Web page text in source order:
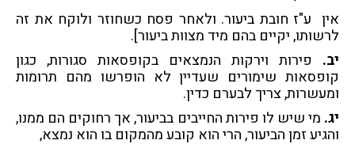
אין ע"ז חובת ביעור. ולאחר פסח כשחוזר ולוקח את זה
לרשותו, יקיים בהם מיד מצוות ביעור].
יב. פירות וירקות הנמצאים בקופסאות סגורות, כגון
קופסאות שימורים שעדיין לא הופרשו מהם תרומות
ומעשרות, צריך לבערם כדין.
יג. מי שיש לו פירות החייבים בביעור, אך רחוקים הם ממנו,
והגיע זמן הביעור, הרי הוא קובע מהמקום בו הוא נמצא,